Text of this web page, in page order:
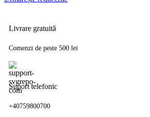
Livrare gratuită
Comenzi de peste 500 lei
Suport telefonic
+40759800700